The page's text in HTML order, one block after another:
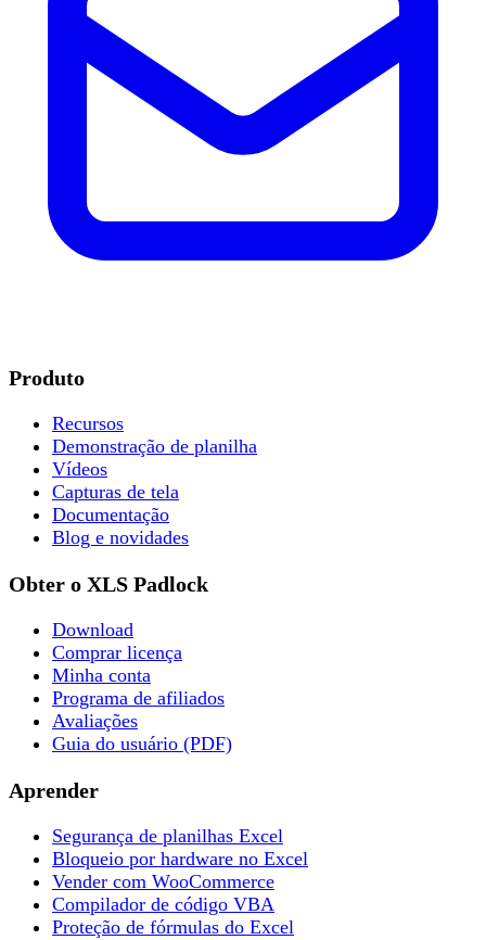
Produto
Recursos
Demonstração de planilha
Vídeos
Capturas de tela
Documentação
Blog e novidades
Obter o XLS Padlock
Download
Comprar licença
Minha conta
Programa de afiliados
Avaliações
Guia do usuário (PDF)
Aprender
Segurança de planilhas Excel
Bloqueio por hardware no Excel
Vender com WooCommerce
Compilador de código VBA
Proteção de fórmulas do Excel